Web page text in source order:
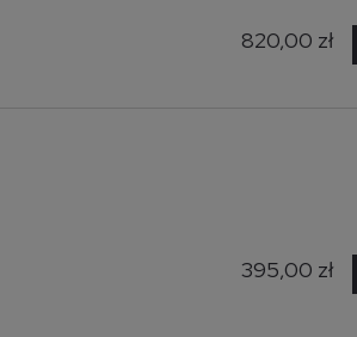
820,00 zł
395,00 zł